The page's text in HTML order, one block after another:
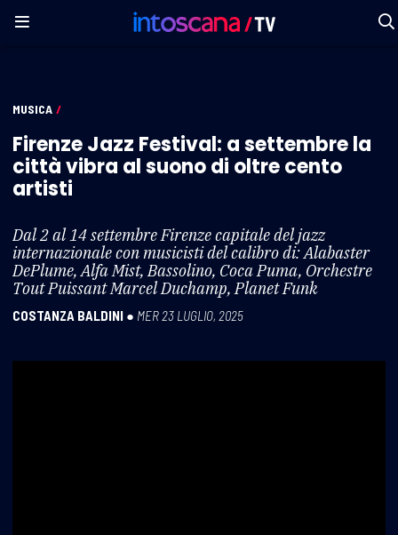
MUSICA /
Firenze Jazz Festival: a settembre la
città vibra al suono di oltre cento
artisti
Dal 2 al 14 settembre Firenze capitale del jazz
internazionale con musicisti del calibro di: Alabaster
DePlume, Alfa Mist, Bassolino, Coca Puma, Orchestre
Tout Puissant Marcel Duchamp, Planet Funk
COSTANZA BALDINI ● MER 23 LUGLIO, 2025